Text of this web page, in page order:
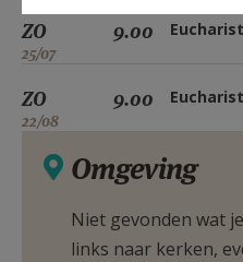
ZO
25/07
9.00
ZO
22/08
9.00
Omgeving
Niet gevonden wat
links naar kerken,